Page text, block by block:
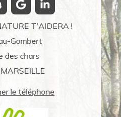
T'AIDERA !
Gombert
des chars
le téléphone